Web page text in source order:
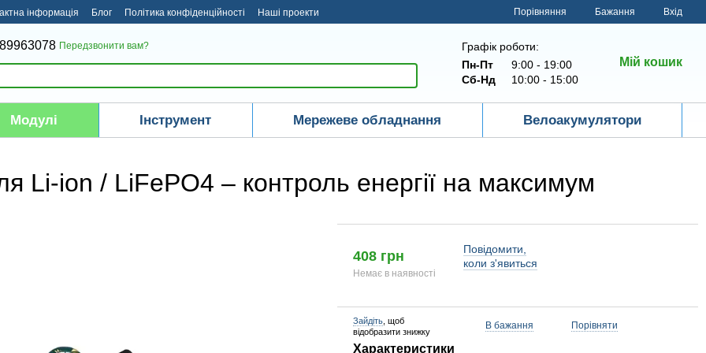
інформація Блог Політика конфіденційності
Наші проекти
Порівняння Бажання Вхід
Передзвонити вам?
Графік роботи:
Пн-Пт
9:00 - 19:00
Сб-Нд
10:00 - 15:00
Мій кошик
Модулі Інструмент Мережеве обладнання Велоакумулятори
Li-ion / LiFePO4 – контроль енергії на максимум
408 грн
Немає в наявності
Повідомити,
коли з'явиться
Зайдіть , щоб
відобразити знижку
В бажання Порівняти
Характеристики